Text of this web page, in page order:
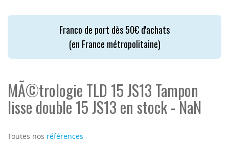
Franco de port dès 50€ d'achats
(en France métropolitaine)
MÃ©trologie TLD 15 JS13 Tampon
lisse double 15 JS13 en stock - NaN
Toutes nos références